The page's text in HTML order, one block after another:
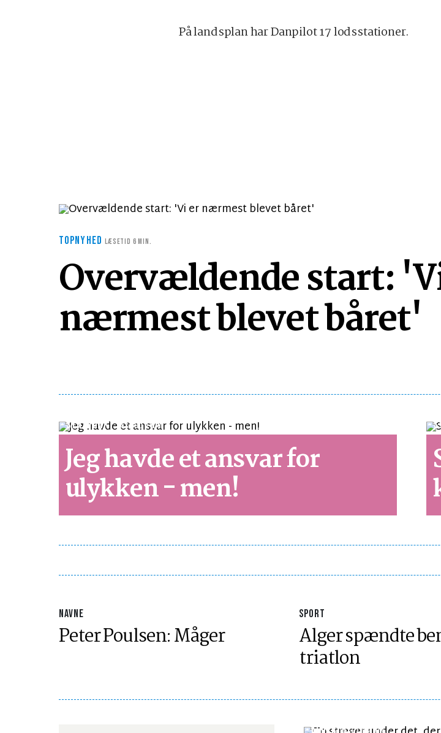
På landsplan har Danpilot 17 lodsstationer.
TOPNYHEDLÆSETID 6 MIN.
Overvældende start:
nærmest blevet båret'
SYNSPUNKT LÆSETID 1 MIN.
Jeg havde et ansvar for
ulykken - men!
NAVNE
Peter Poulsen: Måger
SPORT
Alger spændte
triatlon
LEDER